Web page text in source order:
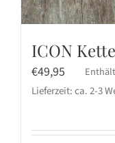
ICON
€49,95
Lieferzeit: ca. 2-3